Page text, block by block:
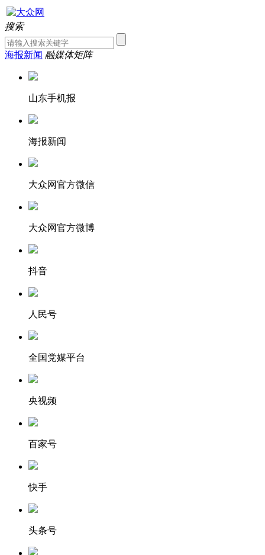
搜索
海报新闻 融媒体矩阵
山东手机报
海报新闻
大众网官方微信
大众网官方微博
抖音
人民号
全国党媒平台
央视频
百家号
快手
头条号